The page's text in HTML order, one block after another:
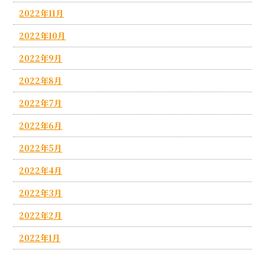
2022年11月
2022年10月
2022年9月
2022年8月
2022年7月
2022年6月
2022年5月
2022年4月
2022年3月
2022年2月
2022年1月